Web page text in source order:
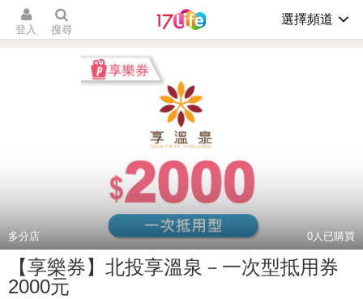
登入 搜尋
選擇頻道
多分店 0人已購買
【享樂券】北投享溫泉－一次型抵用券
2000元